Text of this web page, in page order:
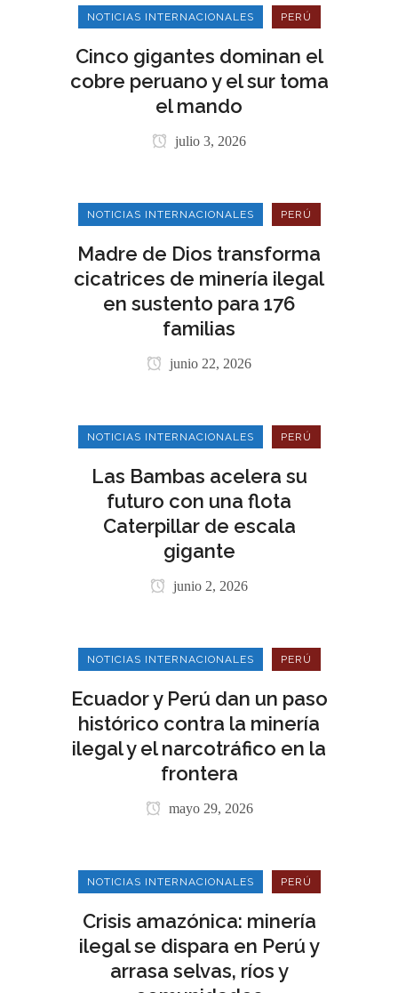
NOTICIAS INTERNACIONALES PERÚ
Cinco gigantes dominan el
cobre peruano y el sur toma
el mando
julio 3, 2026
NOTICIAS INTERNACIONALES PERÚ
Madre de Dios transforma
cicatrices de minería ilegal
en sustento para 176
familias
junio 22, 2026
NOTICIAS INTERNACIONALES PERÚ
Las Bambas acelera su
futuro con una flota
Caterpillar de escala
gigante
junio 2, 2026
NOTICIAS INTERNACIONALES PERÚ
Ecuador y Perú dan un paso
histórico contra la minería
ilegal y el narcotráfico en la
frontera
mayo 29, 2026
NOTICIAS INTERNACIONALES PERÚ
Crisis amazónica: minería
ilegal se dispara en Perú y
arrasa selvas, ríos y